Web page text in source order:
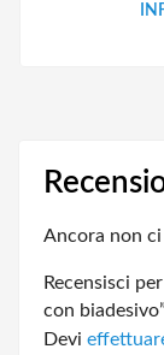
Ancora non
Recensisci
con biadesivo”
Devi